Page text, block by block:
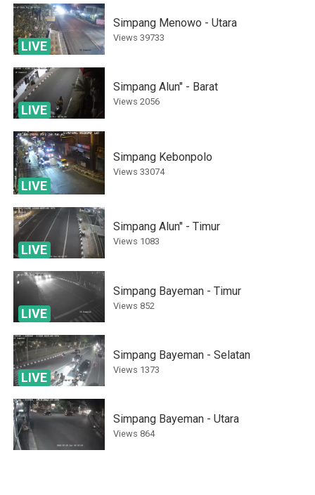
LIVE
Simpang Menowo - Utara
Views 39733
LIVE
Simpang Alun" - Barat
Views 2056
LIVE
Simpang Kebonpolo
Views 33074
LIVE
Simpang Alun" - Timur
Views 1083
LIVE
Simpang Bayeman - Timur
Views 852
LIVE
Simpang Bayeman - Selatan
Views 1373
Simpang Bayeman - Utara
Views 864